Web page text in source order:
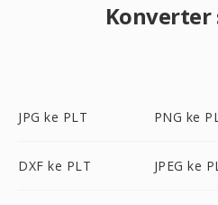
JPG ke PLT PNG ke
DXF ke PLT JPEG ke